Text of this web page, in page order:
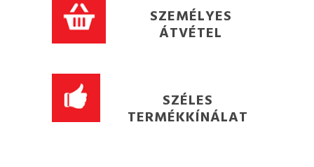
SZEMÉLYES
ÁTVÉTEL
SZÉLES
TERMÉKKÍNÁLAT